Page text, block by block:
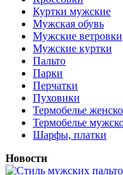
Куртки мужские
Мужская обувь
Мужские ветровки
Мужские куртки
Пальто
Парки
Перчатки
Пуховики
Термобелье
Термобелье
Шарфы, платки
Новости